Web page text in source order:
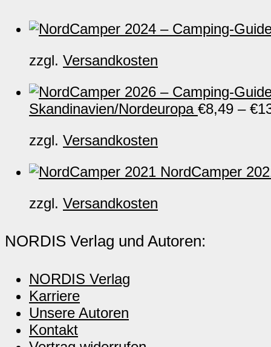
zzgl. Versandkosten
Skandinavien/Nordeuropa €8,49 – €
zzgl. Versandkosten
NordCamper
zzgl. Versandkosten
NORDIS Verlag und Autoren:
NORDIS Verlag
Karriere
Unsere Autoren
Kontakt